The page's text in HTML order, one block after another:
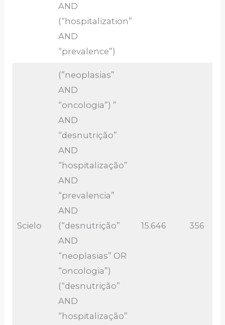
AND
(“hospitalization”
AND
“prevalence”)
Scielo
(”neoplasias”
AND
“oncologia”) ”
AND
“desnutrição”
AND
“hospitalização”
AND
“prevalencia”
AND
(“desnutrição”
AND
“neoplasias” OR
“oncologia”)
(“desnutrição”
AND
“hospitalização”
15.646 356